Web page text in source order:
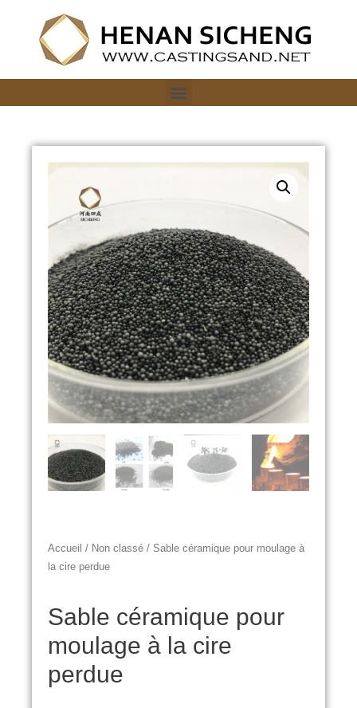
Accueil / Non classé / Sable céramique pour moulage à
la cire perdue
Sable céramique pour
moulage à la cire
perdue